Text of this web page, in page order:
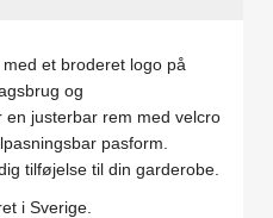
et broderet logo på
og
en justerbar rem med velcro
pasform.
tilføjelse til din garderobe.
i Sverige.